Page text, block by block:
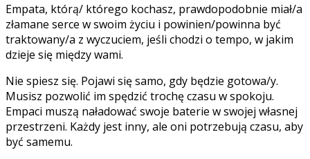
Empata, którą/ którego kochasz, prawdopodobnie miał/a
złamane serce w swoim życiu i powinien/powinna być
traktowany/a z wyczuciem, jeśli chodzi o tempo, w jakim
dzieje się między wami.
Nie spiesz się. Pojawi się samo, gdy będzie gotowa/y.
Musisz pozwolić im spędzić trochę czasu w spokoju.
Empaci muszą naładować swoje baterie w swojej własnej
przestrzeni. Każdy jest inny, ale oni potrzebują czasu, aby
być samemu.